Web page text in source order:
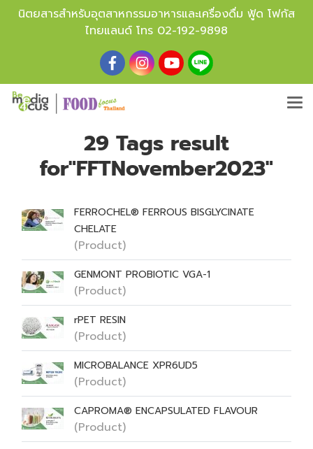
นิตยสารสำหรับอุตสาหกรรมอาหารและเครื่องดื่ม ฟู้ด โฟกัส
ไทยแลนด์ โทร 02-192-9898
29 Tags result
for"FFTNovember2023"
FERROCHEL® FERROUS BISGLYCINATE
CHELATE
(Product)
GENMONT PROBIOTIC VGA-1
(Product)
rPET RESIN
(Product)
MICROBALANCE XPR6UD5
(Product)
CAPROMA® ENCAPSULATED FLAVOUR
(Product)